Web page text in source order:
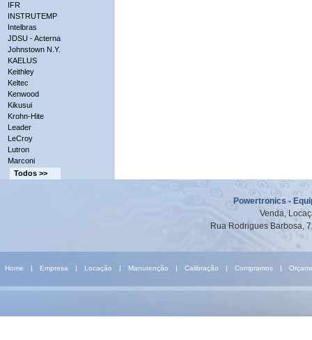
IFR
INSTRUTEMP
Intelbras
JDSU - Acterna
Johnstown N.Y.
KAELUS
Keithley
Keltec
Kenwood
Kikusui
Krohn-Hite
Leader
LeCroy
Lutron
Marconi
Todos >>
Powertronics -
Venda,
Rua Rodrigues Barbosa,
Home Empresa Locação Manutenção Calibração Compramos